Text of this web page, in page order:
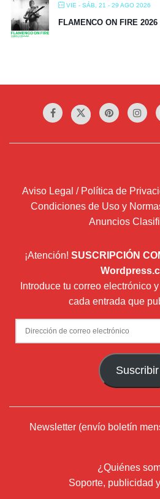
VIE - SÁB, 21 - 29 AGO 2026
FLAMENCO ON FIRE 2026
Aviso Legal / Política de
Condiciones de Uso y
Anuncios
¡Atención! SUSCRIPCIÓN
Introduce tu correo electrónico
cada entrada que
Dirección
de
Suscribir
Newsletter (envío boletín
¿Quiénes
Soporte, publicidad